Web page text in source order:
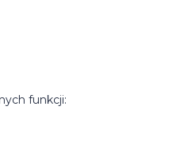
funkcji: